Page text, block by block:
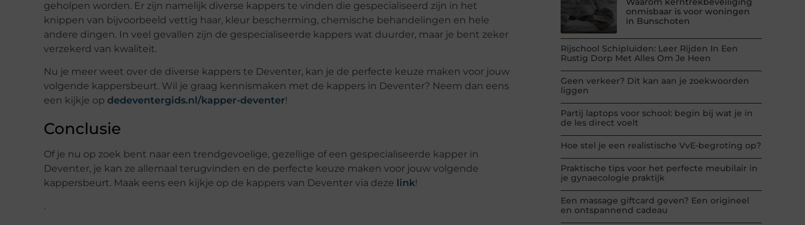
geholpen worden. Er zijn namelijk diverse kappers te vinden die gespecialiseerd zijn in het
knippen van bijvoorbeeld vettig haar, kleur bescherming, chemische behandelingen en hele
andere dingen. In veel gevallen zijn de gespecialiseerde kappers wat duurder, maar je bent zeker
verzekerd van kwaliteit.
Nu je meer weet over de diverse kappers te Deventer, kan je de perfecte keuze maken voor jouw
volgende kappersbeurt. Wil je graag kennismaken met de kappers in Deventer? Neem dan eens
een kijkje op dedeventergids.nl/kapper-deventer!
Conclusie
Of je nu op zoek bent naar een trendgevoelige, gezellige of een gespecialiseerde kapper in
Deventer, je kan ze allemaal terugvinden en de perfecte keuze maken voor jouw volgende
kappersbeurt. Maak eens een kijkje op de kappers van Deventer via deze link!
.
onmisbaar is voor woningen
in Bunschoten
Rijschool Schipluiden: Leer Rijden In Een
Rustig Dorp Met Alles Om Je Heen
Geen verkeer? Dit kan aan je zoekwoorden
liggen
Partij laptops voor school: begin bij wat je in
de les direct voelt
Hoe stel je een realistische VvE-begroting op?
Praktische tips voor het perfecte meubilair in
je gynaecologie praktijk
Een massage giftcard geven? Een origineel
en ontspannend cadeau